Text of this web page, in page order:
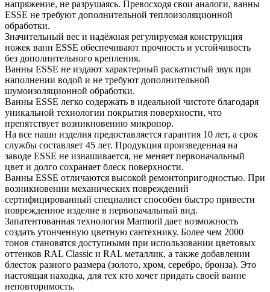
напряжение, не разрушаясь. Превосходя свои аналоги, ванны
ESSE не требуют дополнительной теплоизоляционной
обработки.
Значительный вес и надёжная регулируемая конструкция
ножек ванн ESSE обеспечивают прочность и устойчивость
без дополнительного крепления.
Ванны ESSE не издают характерный раскатистый звук при
наполнении водой и не требуют дополнительной
шумоизоляционной обработки.
Ванны ESSE легко содержать в идеальной чистоте благодаря
уникальной технологии покрытия поверхности, что
препятствует возникновению микропор.
На все наши изделия предоставляется гарантия 10 лет, а срок
службы составляет 45 лет. Продукция произведенная на
заводе ESSE не изнашивается, не меняет первоначальный
цвет и долго сохраняет блеск поверхности.
Ванны ESSE отличаются высокой ремонтопригодностью. При
возникновении механических повреждений
сертифицированный специалист способен быстро привести
поврежденное изделие в первоначальный вид.
Запатентованная технология Marmoril дает возможность
создать утонченную цветную сантехнику. Более чем 2000
тонов становятся доступными при использовании цветовых
оттенков RAL Classic и RAL металлик, а также добавлении
блесток разного размера (золото, хром, серебро, бронза). Это
настоящая находка, для тех кто хочет придать своей ванне
неповторимость.